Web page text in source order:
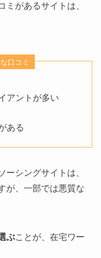
ミがあるサイトは、
口コミ
アントが多い
ある
ーシングサイトは、
が、一部では悪質な
ぶことが、在宅ワー